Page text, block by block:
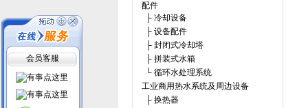
配件
├ 冷却设备
├ 设备配件
├ 封闭式冷却塔
├ 拼装式水箱
└ 循环水处理系统
工业商用热水系统及周边设备
├ 换热器
会员客服